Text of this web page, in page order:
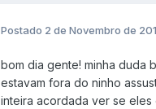
Postado 2 de Novembro de
bom dia gente! minha duda
estavam fora do ninho
inteira acordada ver se eles